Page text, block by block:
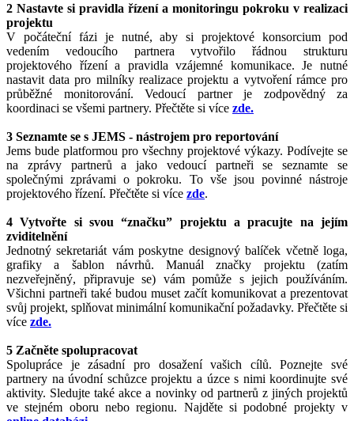
2 Nastavte si pravidla řízení a monitoringu pokroku v realizaci
projektu
V počáteční fázi je nutné, aby si projektové konsorcium pod
vedením vedoucího partnera vytvořilo řádnou strukturu
projektového řízení a pravidla vzájemné komunikace. Je nutné
nastavit data pro milníky realizace projektu a vytvoření rámce pro
průběžné monitorování. Vedoucí partner je zodpovědný za
koordinaci se všemi partnery. Přečtěte si více zde.
3 Seznamte se s JEMS - nástrojem pro reportování
Jems bude platformou pro všechny projektové výkazy. Podívejte se
na zprávy partnerů a jako vedoucí partneři se seznamte se
společnými zprávami o pokroku. To vše jsou povinné nástroje
projektového řízení. Přečtěte si více zde.
4 Vytvořte si svou “značku” projektu a pracujte na jejím
zviditelnění
Jednotný sekretariát vám poskytne designový balíček včetně loga,
grafiky a šablon návrhů. Manuál značky projektu (zatím
nezveřejněný, připravuje se) vám pomůže s jejich používáním.
Všichni partneři také budou muset začít komunikovat a prezentovat
svůj projekt, splňovat minimální komunikační požadavky. Přečtěte si
více zde.
5 Začněte spolupracovat
Spolupráce je zásadní pro dosažení vašich cílů. Poznejte své
partnery na úvodní schůzce projektu a úzce s nimi koordinujte své
aktivity. Sledujte také akce a novinky od partnerů z jiných projektů
ve stejném oboru nebo regionu. Najděte si podobné projekty v